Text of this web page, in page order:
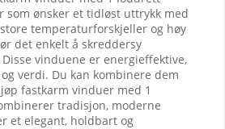
som ønsker et tidløst uttrykk med
temperaturforskjeller og høy
det enkelt å skreddersy
vinduene er energieffektive,
verdi. Du kan kombinere dem
fastkarm vinduer med 1
tradisjon, moderne
et elegant, holdbart og